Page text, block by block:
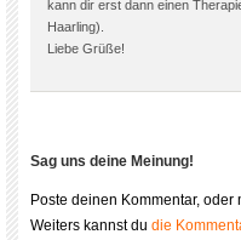
kann dir erst dann einen
Haarling).
Liebe Grüße!
Sag uns deine Meinung!
Poste deinen Kommentar, oder
Weiters kannst du die